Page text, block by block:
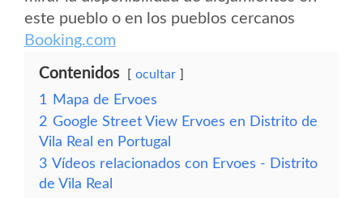
este pueblo o en los pueblos cercanos
Booking.com
Contenidos ocultar
1
Mapa de Ervoes
2 Google Street View Ervoes en Distrito de
Vila Real en Portugal
3 Vídeos relacionados con Ervoes - Distrito
de Vila Real